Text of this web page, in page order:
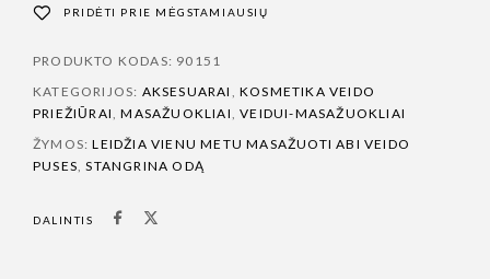
PRIDĖTI PRIE MĖGSTAMIAUSIŲ
PRODUKTO KODAS: 90151
KATEGORIJOS: AKSESUARAI ,KOSMETIKA VEIDO
PRIEŽIŪRAI,MASAŽUOKLIAI,VEIDUI-MASAŽUOKLIAI
ŽYMOS:LEIDŽIA VIENU METU MASAŽUOTI ABI VEIDO
PUSES,STANGRINA ODĄ
DALINTIS